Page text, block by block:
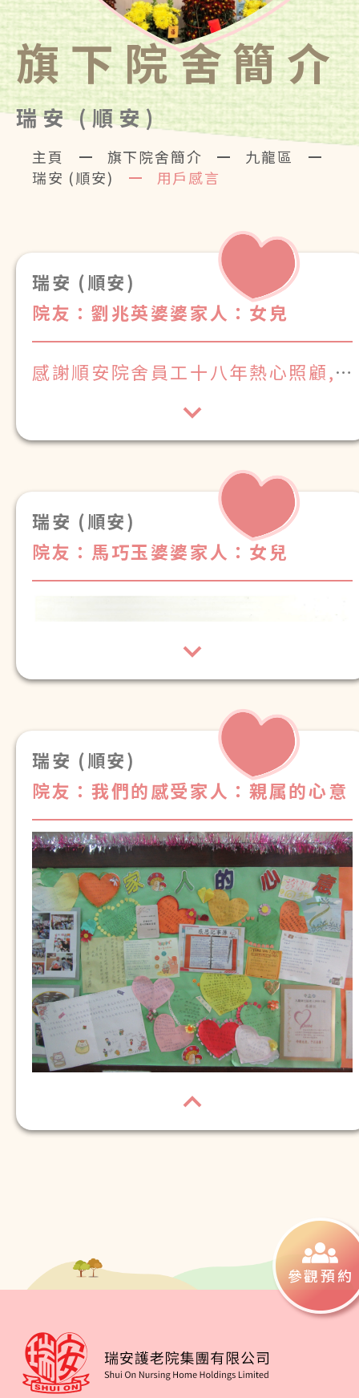
旗下院舍簡介
瑞安 (順安)
主頁 旗下院舍簡介
九龍區
瑞安 (順安)
用戶感言
瑞安 (順安)
院友：劉兆英婆婆家人：女皃
感謝順安院舍員工十八年熱心照顧,
讓我媽媽在晚年生活中感受到家的温
暖, 我們全家銘記在心中
瑞安 (順安)
院友：馬巧玉婆婆家人：女兒
誠懇謝意，感謝你們在日常生活中對
家人細心照顧及周全關懷
瑞安 (順安)
院友：我們的感受家人：親属的心意
參觀預約